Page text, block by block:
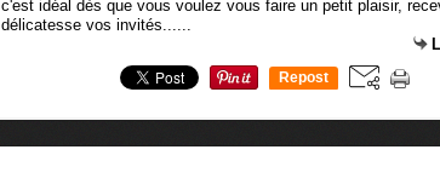
c'est idéal dès que vous voulez vous faire un petit plaisir,
délicatesse vos invités......
Repost